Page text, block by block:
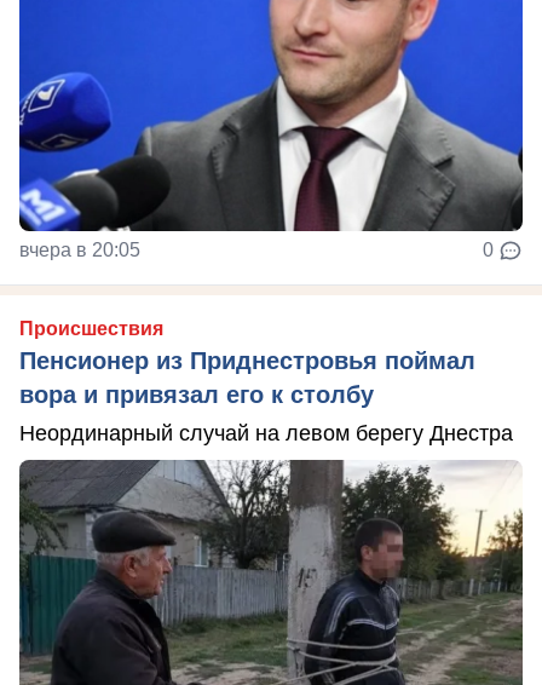
вчера в 20:05 0
Происшествия
Пенсионер из Приднестровья поймал
вора и привязал его к столбу
Неординарный случай на левом берегу Днестра